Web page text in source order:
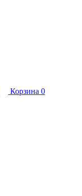
Корзина 0